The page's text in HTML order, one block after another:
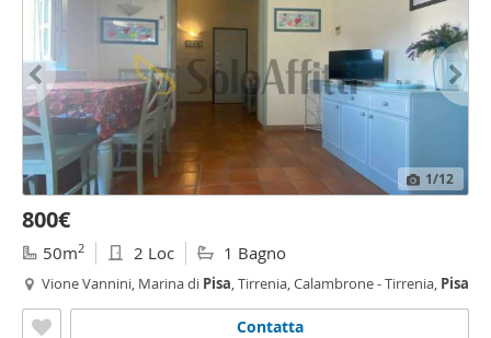
1/12
800€
50m2 2 Loc 1 Bagno
Vione Vannini, Marina di Pisa, Tirrenia, Calambrone - Tirrenia, Pisa
Contatta